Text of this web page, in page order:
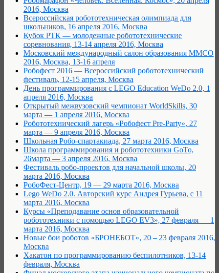
2016, Москва
Всероссийская робототехническая олимпиада для
школьников, 16 апреля 2016, Москва
Кубок РТК — молодежные робототехнические
соревнования, 13-14 апреля 2016, Москва
Московский международный салон образования ММСО
2016, Москва, 13-16 апреля
Робофест 2016 — Всероссийский робототехнический
фестиваль, 12-15 апреля, Москва
День программирования с LEGO Education WeDo 2.0, 1
апреля 2016, Москва
Открытый межвузовский чемпионат WorldSkills, 30
марта — 1 апреля 2016, Москва
Робототехнический лагерь «Робофест Pre-Party», 27
марта — 9 апреля 2016, Москва
Школьная Робо-спартакиада, 27 марта 2016, Москва
Школа программирования и робототехники GoTo,
26марта — 3 апреля 2016, Москва
Фестиваль робо-проектов для начальной школы, 20
марта 2016, Москва
РобоФест-Центр, 19 — 29 марта 2016, Москва
Lego WeDo 2.0. Авторский курс Андрея Гурьева, с 11
марта 2016, Москва
Курсы «Преподавание основ образовательной
робототехники с помощью LEGO EV3», 27 февраля — 1
марта 2016, Москва
Новые бои роботов «БРОНЕБОТ», 20 – 23 февраля 2016,
Москва
Хакатон по программированию беспилотников, 13-14
февраля, Москва